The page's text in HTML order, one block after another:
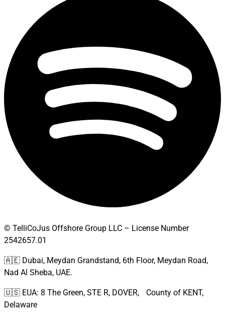
© TelliCoJus Offshore Group LLC – License Number
2542657.01
🇦🇪 Dubai, Meydan Grandstand, 6th Floor, Meydan Road,
Nad Al Sheba, UAE.
🇺🇸 EUA: 8 The Green, STE R, DOVER, County of KENT,
Delaware